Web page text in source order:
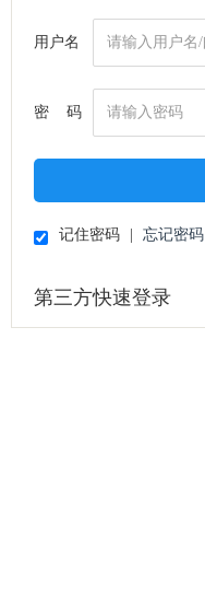
用户名
密 码
记住密码 忘记密码
第三方快速登录